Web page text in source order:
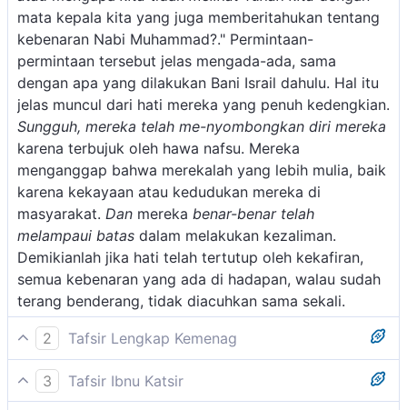
mata kepala kita yang juga memberitahukan tentang
kebenaran Nabi Muhammad?." Permintaan-
permintaan tersebut jelas mengada-ada, sama
dengan apa yang dilakukan Bani Israil dahulu. Hal itu
jelas muncul dari hati mereka yang penuh kedengkian.
Sungguh, mereka telah me-nyombongkan diri mereka
karena terbujuk oleh hawa nafsu. Mereka
menganggap bahwa merekalah yang lebih mulia, baik
karena kekayaan atau kedudukan mereka di
masyarakat. Dan mereka benar-benar telah
melampaui batas dalam melakukan kezaliman.
Demikianlah jika hati telah tertutup oleh kekafiran,
semua kebenaran yang ada di hadapan, walau sudah
terang benderang, tidak diacuhkan sama sekali.
2
Tafsir Lengkap Kemenag
Orang-orang yang tidak percaya hari kebangkitan
atau mengingkari hari Kiamat, di mana mereka akan
3
Tafsir Ibnu Katsir